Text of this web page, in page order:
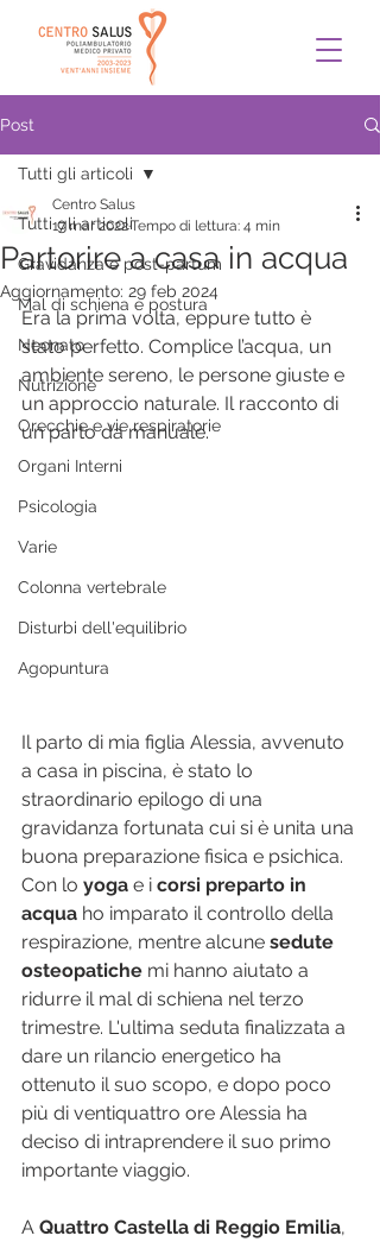
Post
Tutti gli articoli
Gravidanza e post-partum
Mal di schiena e postura
Neonato
Nutrizione
Orecchie e vie respiratorie
Organi Interni
Psicologia
Varie
Colonna vertebrale
Disturbi dell'equilibrio
Agopuntura
Tutti gli articoli
Partorire a casa in acqua
Centro Salus
17 mar 2022Tempo di lettura: 4 min
Aggiornamento: 29 feb 2024
Era la prima volta, eppure tutto è
stato perfetto. Complice l’acqua, un
ambiente sereno, le persone giuste e
un approccio naturale. Il racconto di
un parto da manuale.
Il parto di mia figlia Alessia, avvenuto
a casa in piscina, è stato lo
straordinario epilogo di una
gravidanza fortunata cui si è unita una
buona preparazione fisica e psichica.
Con lo yoga e i corsi preparto in
acqua ho imparato il controllo della
respirazione, mentre alcune sedute
osteopatiche mi hanno aiutato a
ridurre il mal di schiena nel terzo
trimestre. L'ultima seduta finalizzata a
dare un rilancio energetico ha
ottenuto il suo scopo, e dopo poco
più di ventiquattro ore Alessia ha
deciso di intraprendere il suo primo
importante viaggio.
A Quattro Castella di Reggio Emilia,